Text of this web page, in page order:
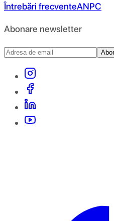
Întrebări frecventeANPC
Abonare newsletter